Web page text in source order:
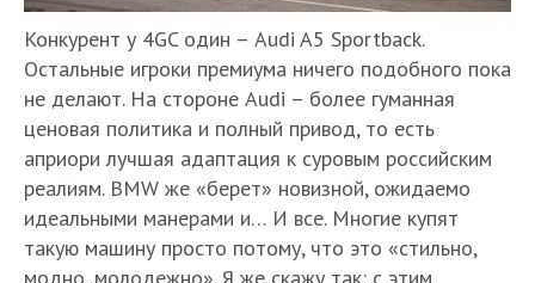
Конкурент у 4GC один – Audi A5 Sportback.
Остальные игроки премиума ничего подобного пока
не делают. На стороне Audi – более гуманная
ценовая политика и полный привод, то есть
априори лучшая адаптация к суровым российским
реалиям. BMW же «берет» новизной, ожидаемо
идеальными манерами и… И все. Многие купят
такую машину просто потому, что это «стильно,